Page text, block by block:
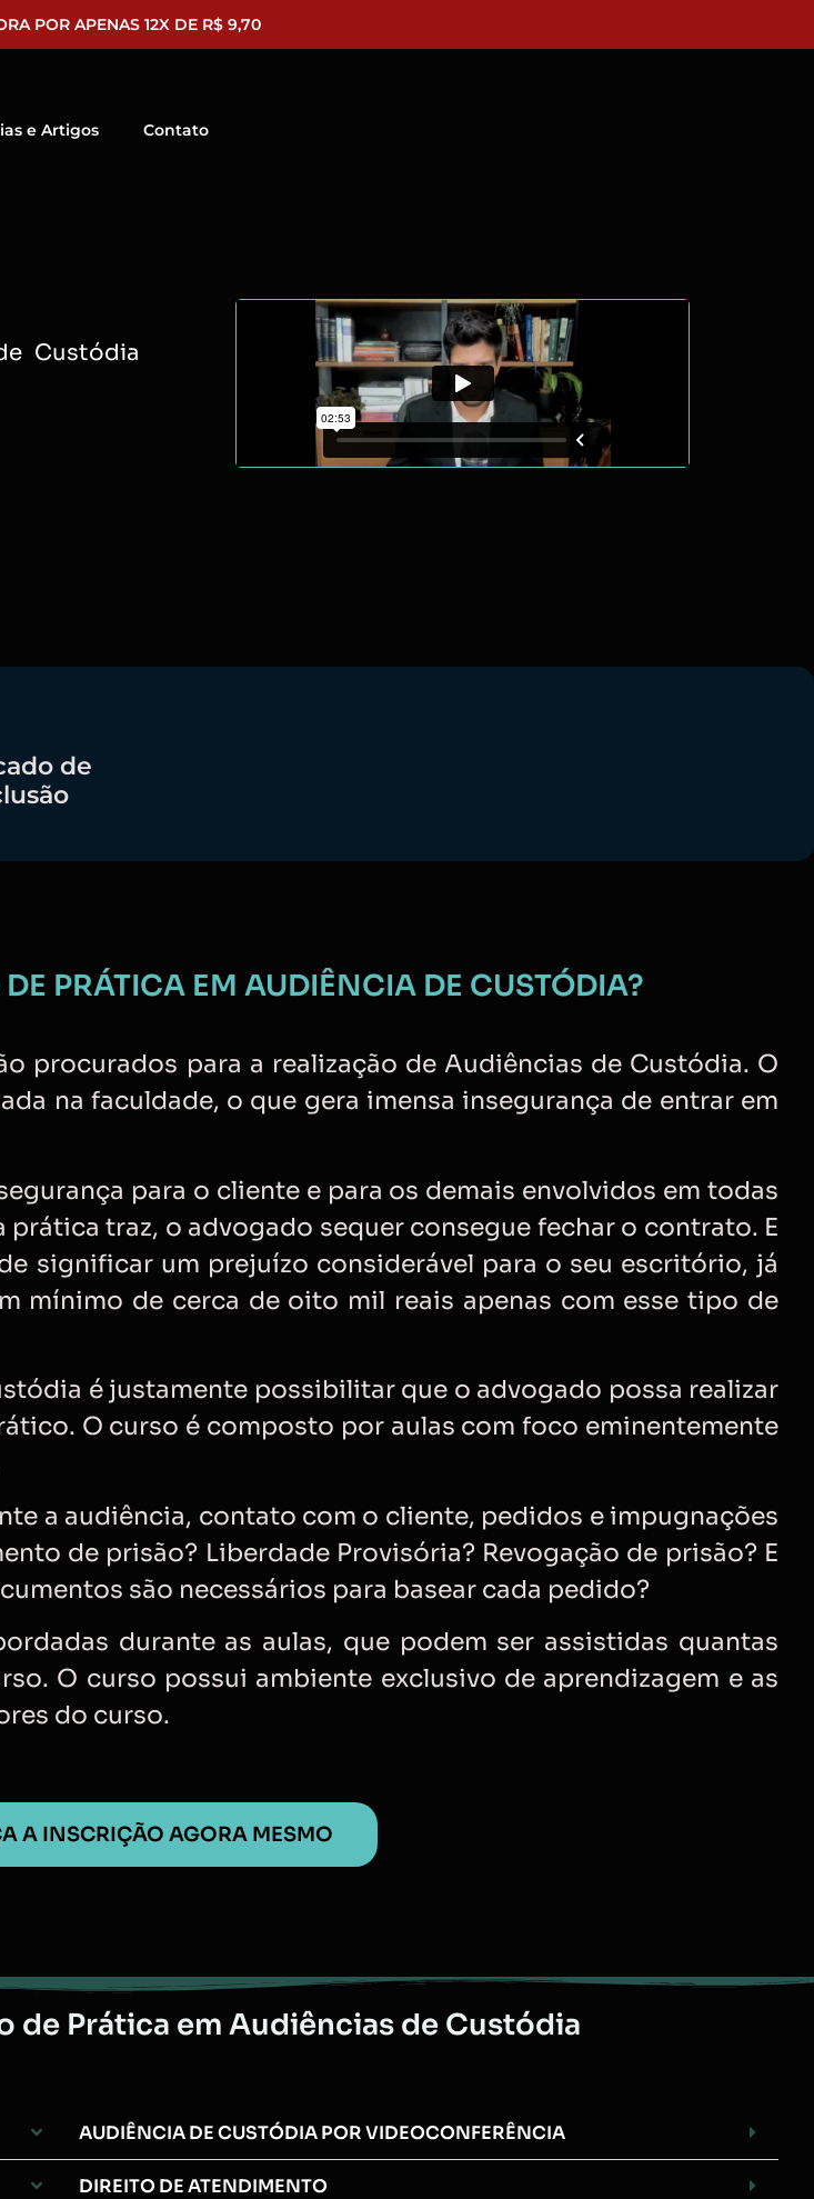
POR APENAS 12X DE R$ 9,70
e Artigos Contato
Custódia
de
A INSCRIÇÃO AGORA MESMO
PRÁTICA EM AUDIÊNCIA DE CUSTÓDIA?
procurados para a realização de Audiências de Custódia. O
na faculdade, o que gera imensa insegurança de entrar em
para o cliente e para os demais envolvidos em todas
prática traz, o advogado sequer consegue fechar o contrato. E
significar um prejuízo considerável para o seu escritório, já
mínimo de cerca de oito mil reais apenas com esse tipo de
é justamente possibilitar que o advogado possa realizar
O curso é composto por aulas com foco eminentemente
a audiência, contato com o cliente, pedidos e impugnações
de prisão? Liberdade Provisória? Revogação de prisão? E
são necessários para basear cada pedido?
durante as aulas, que podem ser assistidas quantas
O curso possui ambiente exclusivo de aprendizagem e as
do curso.
de Prática em Audiências de Custódia
AUDIÊNCIA DE CUSTÓDIA POR VIDEOCONFERÊNCIA
DIREITO DE ATENDIMENTO